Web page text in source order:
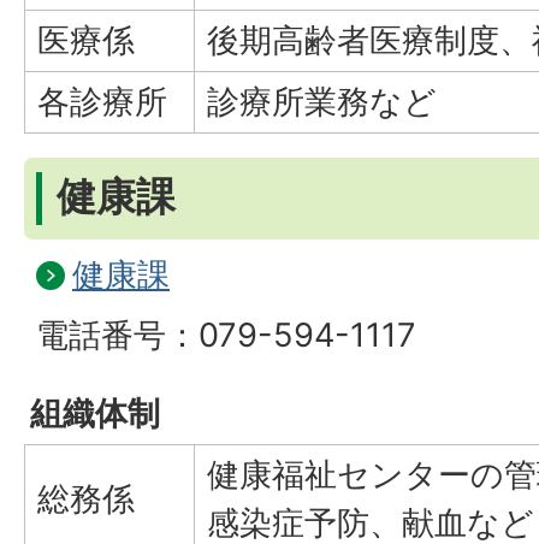
医療係
後期高齢者医療制度
各診療所
診療所業務など
健康課
健康課
電話番号：079-594-1117
組織体制
総務係
健康福祉センターの
感染症予防、献血など